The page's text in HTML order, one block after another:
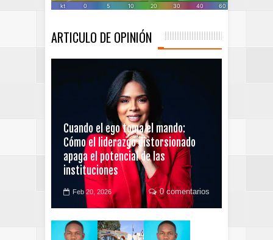
ARTICULO DE OPINIÓN
Cuando el ego toma el mando:
Cómo el liderazgo distorsionado
apaga el potencial de las
instituciones
Feb 20, 2026 0 comentarios